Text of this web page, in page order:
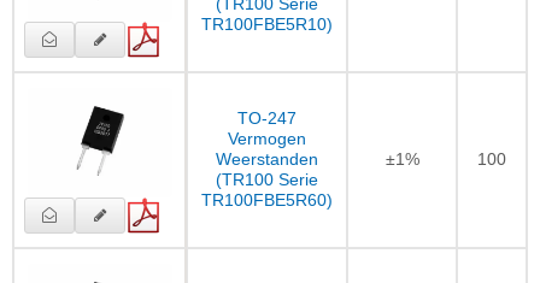
(TR100 Serie
TR100FBE5R10)
TO-247
Vermogen
Weerstanden
(TR100 Serie
TR100FBE5R60)
±1% 100